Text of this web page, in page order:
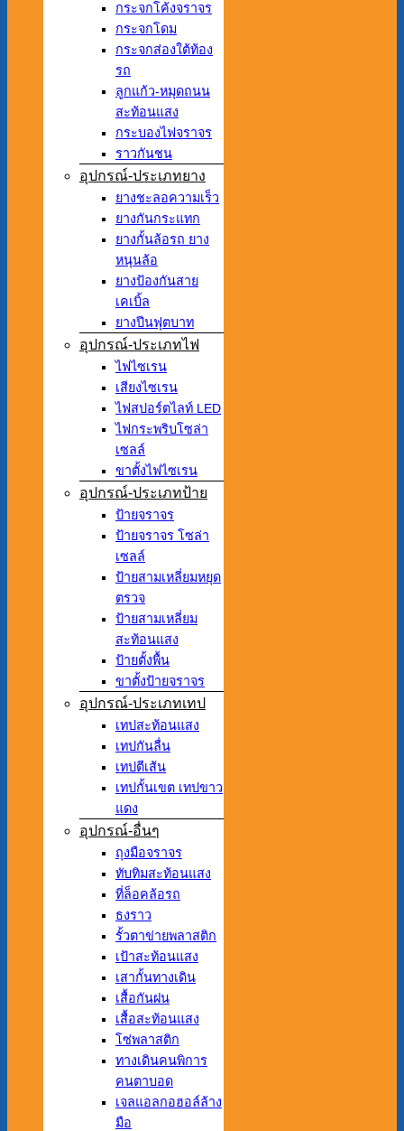
กระจกโค้งจราจร
กระจกโดม
กระจกส่องใต้ท้อง
รถ
ลูกแก้ว-หมุดถนน
สะท้อนแสง
กระบองไฟจราจร
ราวกันชน
อุปกรณ์-ประเภทยาง
ยางชะลอความเร็ว
ยางกันกระแทก
ยางกั้นล้อรถ ยาง
หนุนล้อ
ยางป้องกันสาย
เคเบิ้ล
ยางปีนฟุตบาท
อุปกรณ์-ประเภทไฟ
ไฟไซเรน
เสียงไซเรน
ไฟสปอร์ตไลท์ LED
ไฟกระพริบโซล่า
เซลล์
ขาตั้งไฟไซเรน
อุปกรณ์-ประเภทป้าย
ป้ายจราจร
ป้ายจราจร โซล่า
เซลล์
ป้ายสามเหลี่ยมหยุด
ตรวจ
ป้ายสามเหลี่ยม
สะท้อนแสง
ป้ายตั้งพื้น
ขาตั้งป้ายจราจร
อุปกรณ์-ประเภทเทป
เทปสะท้อนแสง
เทปกันลื่น
เทปตีเส้น
เทปกั้นเขต เทปขาว
แดง
อุปกรณ์-อื่นๆ
ถุงมือจราจร
ทับทิมสะท้อนแสง
ที่ล็อคล้อรถ
ธงราว
รั้วตาข่ายพลาสติก
เป้าสะท้อนแสง
เสากั้นทางเดิน
เสื้อกันฝน
เสื้อสะท้อนแสง
โซ่พลาสติก
ทางเดินคนพิการ
คนตาบอด
เจลแอลกอฮอล์ล้าง
มือ